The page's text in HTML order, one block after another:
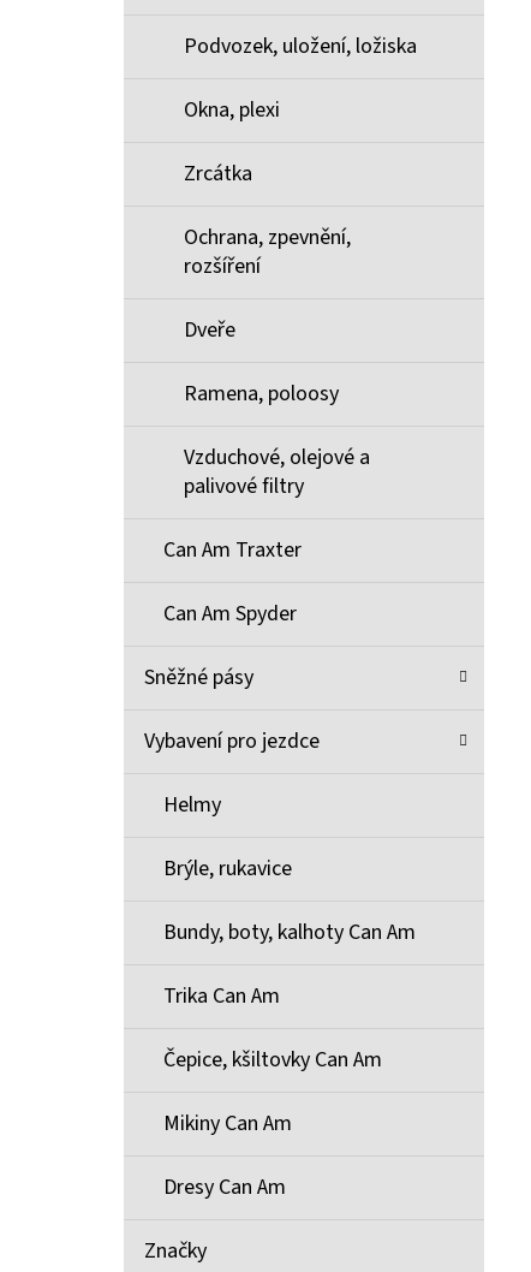
Podvozek, uložení, ložiska
Okna, plexi
Zrcátka
Ochrana, zpevnění,
rozšíření
Dveře
Ramena, poloosy
Vzduchové, olejové a
palivové filtry
Can Am Traxter
Can Am Spyder
Sněžné pásy
Vybavení pro jezdce
Helmy
Brýle, rukavice
Bundy, boty, kalhoty Can Am
Trika Can Am
Čepice, kšiltovky Can Am
Mikiny Can Am
Dresy Can Am
Značky